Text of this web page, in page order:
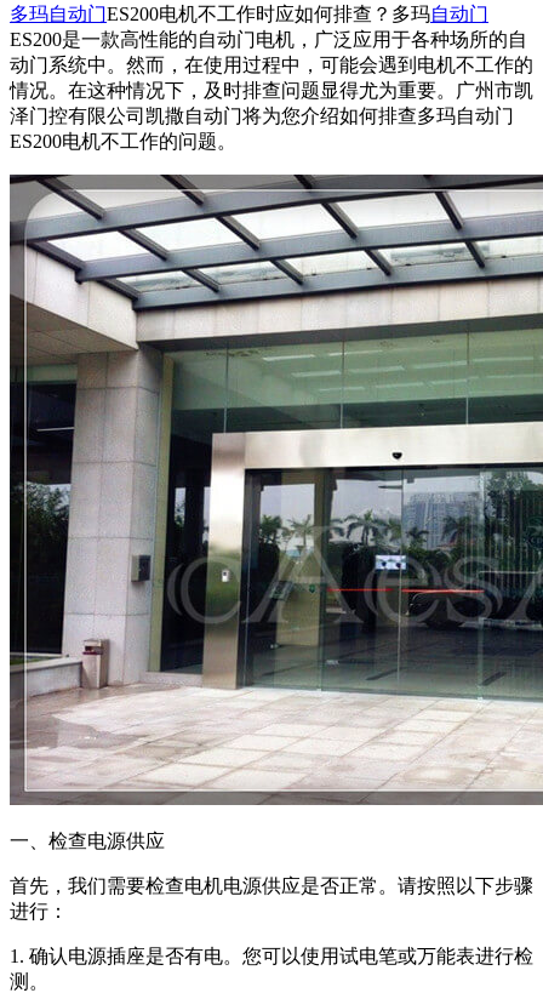
多玛自动门ES200电机不工作时应如何排查？多玛自动门
ES200是一款高性能的自动门电机，广泛应用于各种场所的自
动门系统中。然而，在使用过程中，可能会遇到电机不工作的
情况。在这种情况下，及时排查问题显得尤为重要。广州市凯
泽门控有限公司凯撒自动门将为您介绍如何排查多玛自动门
ES200电机不工作的问题。
一、检查电源供应
首先，我们需要检查电机电源供应是否正常。请按照以下步骤
进行：
1. 确认电源插座是否有电。您可以使用试电笔或万能表进行检
测。